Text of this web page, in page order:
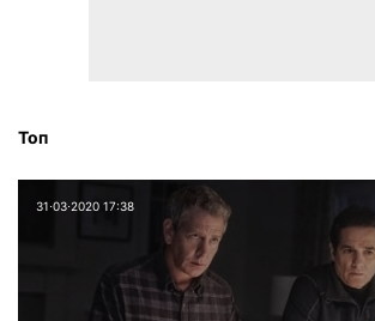
Топ
31⋅03⋅2020 17:38